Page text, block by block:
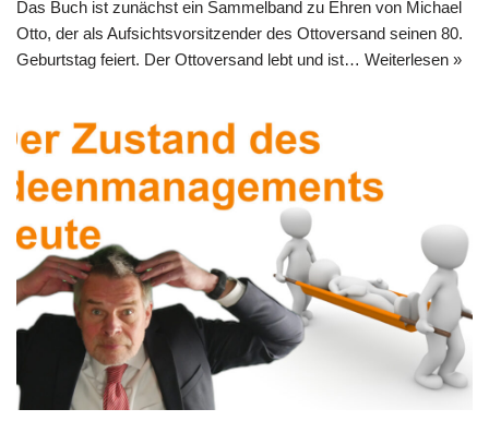
Das Buch ist zunächst ein Sam­mel­band zu Ehren von Micha­el
Otto, der als Auf­sichts­vor­sit­zen­der des Otto­ver­sand sei­nen 80.
Geburts­tag fei­ert. Der Otto­ver­sand lebt und ist… Wei­ter­le­sen »